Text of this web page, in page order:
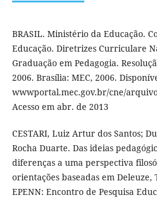
BRASIL. Ministério da Educação.
Educação. Diretrizes Curriculare
Graduação em Pedagogia.
2006. Brasília: MEC, 2006.
wwwportal.mec.gov.br/cne/
Acesso em abr. de 2013
CESTARI, Luiz Artur dos Santos;
Rocha Duarte. Das ideias
diferenças a uma perspectiva
orientações baseadas em
EPENN: Encontro de Pesquisa